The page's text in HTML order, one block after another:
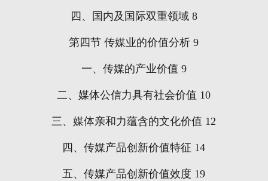
四、国内及国际双重领域8
第四节 传媒业的价值分析 9
一、传媒的产业价值 9
二、媒体公信力具有社会价值 10
三、媒体亲和力蕴含的文化价值 12
四、传媒产品创新价值特征 14
五、传媒产品创新价值效度 19